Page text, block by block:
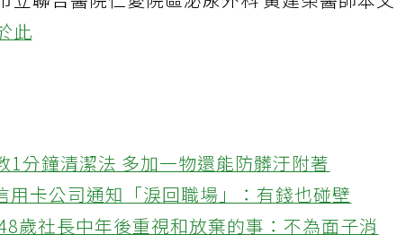
立聯合醫院仁愛院區泌尿外科 黃建榮醫師本文
此
分鐘清潔法 多加一物還能防髒汙附著
卡公司通知「淚回職場」：有錢也碰壁
歲社長中年後重視和放棄的事：不為面子消